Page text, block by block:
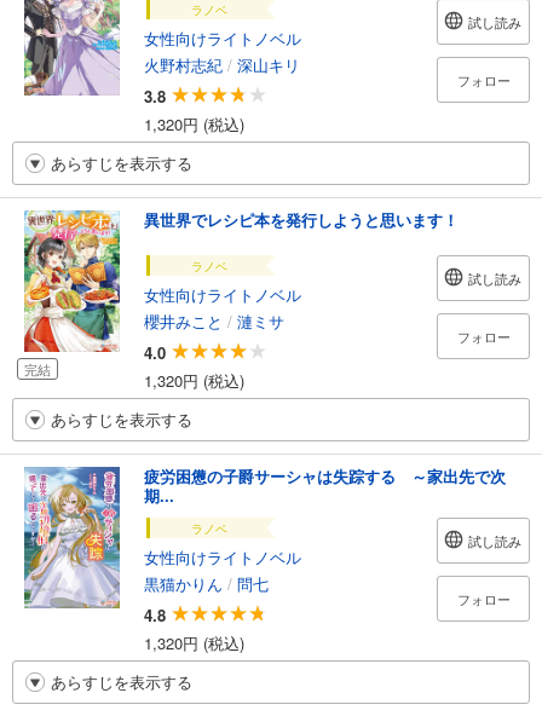
ラノベ
女性向けライトノベル
火野村志紀 / 深山キリ
3.8
1,320円 (税込)
試し読み
フォロー
あらすじを表示する
完結
異世界でレシピ本を発行しようと思います！
ラノベ
女性向けライトノベル
櫻井みこと / 漣ミサ
4.0
1,320円 (税込)
試し読み
フォロー
あらすじを表示する
疲労困憊の子爵サーシャは失踪する ～家出先で次
期...
ラノベ
女性向けライトノベル
黒猫かりん / 問七
4.8
1,320円 (税込)
試し読み
フォロー
あらすじを表示する